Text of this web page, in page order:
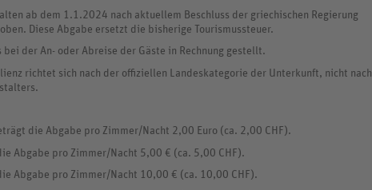
ab dem 1.1.2024 nach aktuellem Beschluss der griechischen Regierung
Diese Abgabe ersetzt die bisherige Tourismussteuer.
der An- oder Abreise der Gäste in Rechnung gestellt.
richtet sich nach der offiziellen Landeskategorie der Unterkunft, nicht nach
die Abgabe pro Zimmer/Nacht 2,00 Euro (ca. 2,00 CHF).
Abgabe pro Zimmer/Nacht 5,00 € (ca. 5,00 CHF).
Abgabe pro Zimmer/Nacht 10,00 € (ca. 10,00 CHF).